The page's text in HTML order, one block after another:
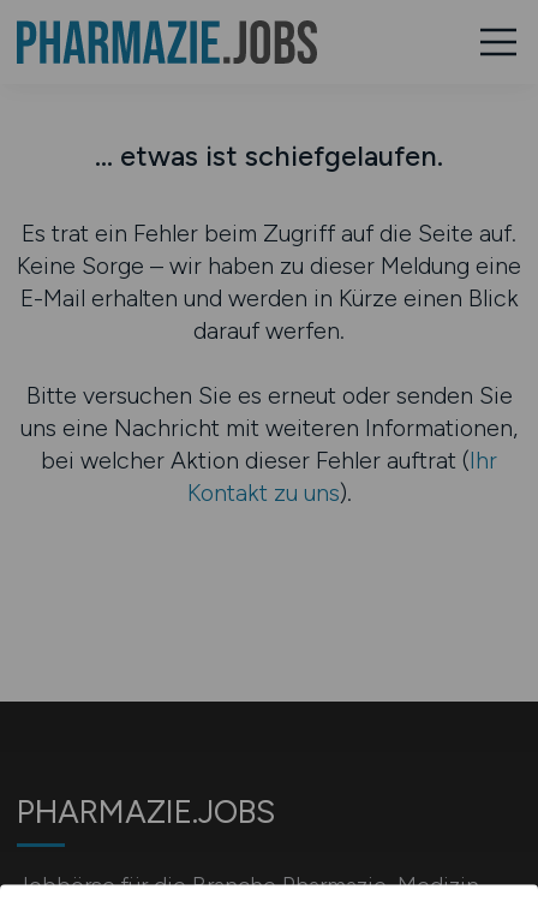
... etwas ist schiefgelaufen.
Es trat ein Fehler beim Zugriff auf die Seite auf.
Keine Sorge – wir haben zu dieser Meldung eine
E-Mail erhalten und werden in Kürze einen Blick
darauf werfen.
Bitte versuchen Sie es erneut oder senden Sie
uns eine Nachricht mit weiteren Informationen,
bei welcher Aktion dieser Fehler auftrat (Ihr
Kontakt zu uns).
PHARMAZIE.JOBS
Jobbörse für die Branche Pharmazie, Medizin,